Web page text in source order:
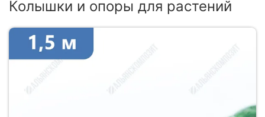
Колышки и опоры для растений